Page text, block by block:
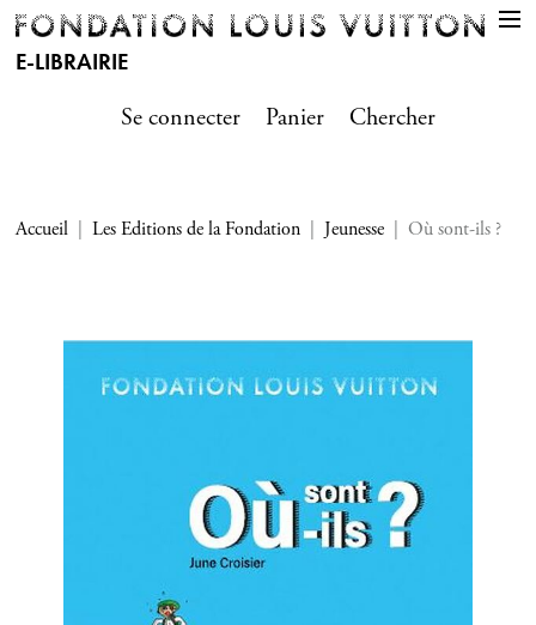
E-LIBRAIRIE
Se connecter
Panier Chercher
Accueil Les Editions de la Fondation Jeunesse Où sont-ils ?